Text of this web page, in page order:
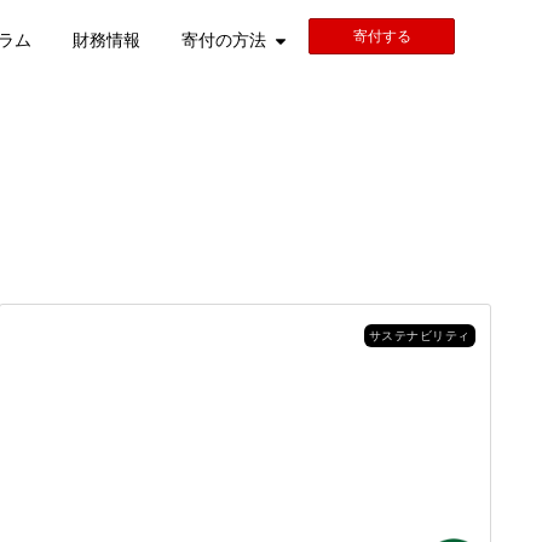
ム 財務情報 寄付の方法 寄付する
サステナビリティ